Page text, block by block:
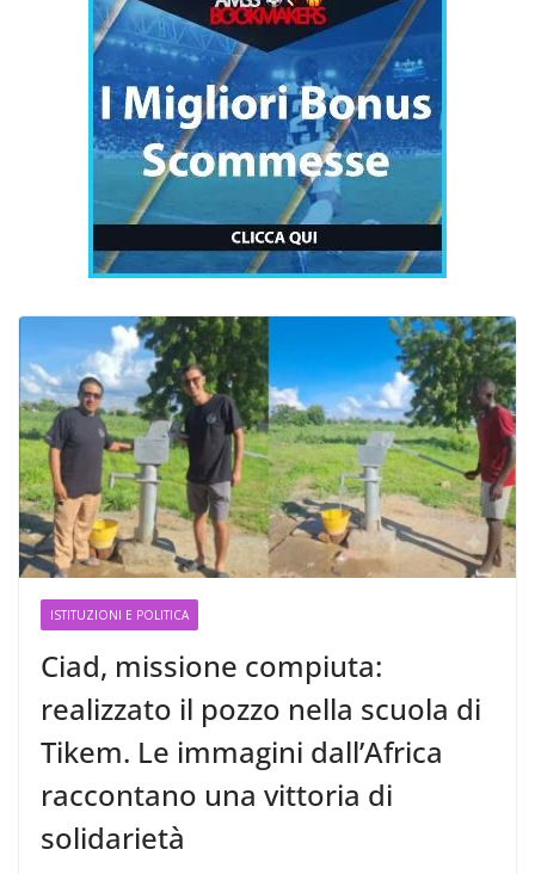
ISTITUZIONI E POLITICA
Ciad, missione compiuta:
realizzato il pozzo nella scuola di
Tikem. Le immagini dall’Africa
raccontano una vittoria di
solidarietà